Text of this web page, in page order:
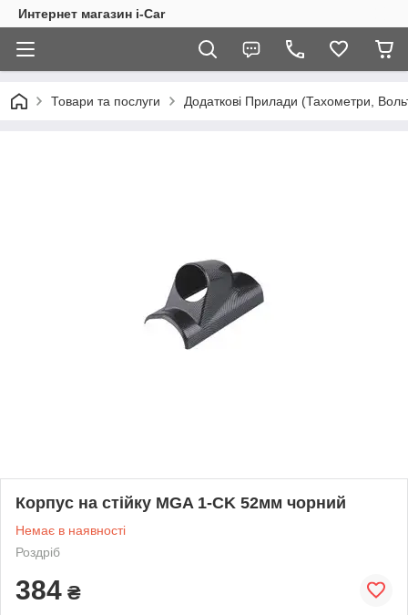
Интернет магазин i-Car
Товари та послуги Додаткові Прилади (Тахометри,
Корпус на стійку MGA 1-CK 52мм чорний
Немає в наявності
Роздріб
384 ₴